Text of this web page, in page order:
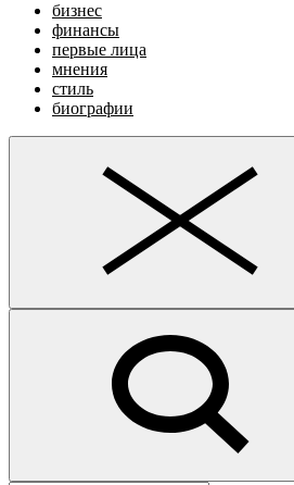
бизнес
финансы
первые лица
мнения
стиль
биографии